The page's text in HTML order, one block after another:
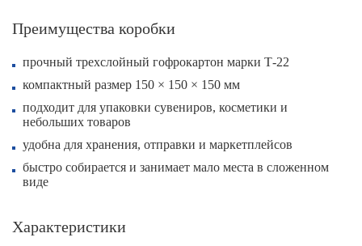
Преимущества коробки
прочный трехслойный гофрокартон марки Т-22
компактный размер 150 × 150 × 150 мм
подходит для упаковки сувениров, косметики и
небольших товаров
удобна для хранения, отправки и маркетплейсов
быстро собирается и занимает мало места в сложенном
виде
Характеристики